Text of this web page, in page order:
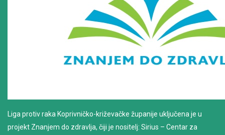
Liga protiv raka Koprivničko-križevačke županije uključena je u
projekt Znanjem do zdravlja, čiji je nositelj: Sirius – Centar za